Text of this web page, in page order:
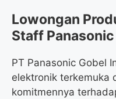
Lowongan
Staff
PT Panasonic Gobel
elektronik terkemuka
komitmennya